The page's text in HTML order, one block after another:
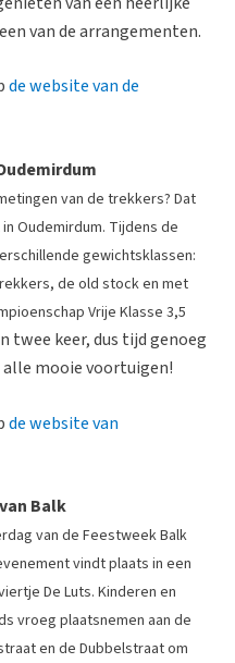
van de arrangementen.
de website van de
van de trekkers? Dat
Oudemirdum. Tijdens de
gewichtsklassen:
de old stock en met
Vrije Klasse 3,5
twee keer, dus tijd genoeg
mooie voortuigen!
de website van
Balk
van de Feestweek Balk
vindt plaats in een
De Luts. Kinderen en
vroeg plaatsnemen aan de
en de Dubbelstraat om